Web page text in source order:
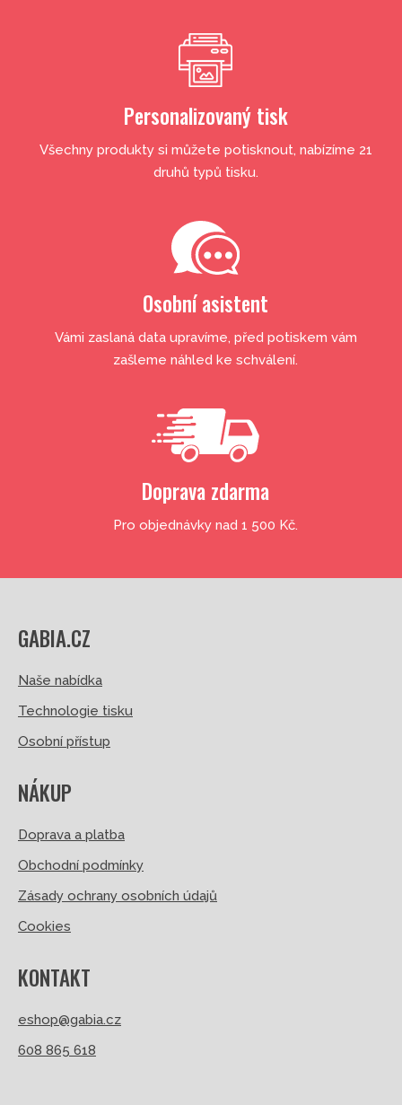
Personalizovaný tisk
Všechny produkty si můžete potisknout, nabízíme 21
druhů typů tisku.
Osobní asistent
Vámi zaslaná data upravíme, před potiskem vám
zašleme náhled ke schválení.
Doprava zdarma
Pro objednávky nad 1 500 Kč.
GABIA.CZ
Naše nabídka
Technologie tisku
Osobní přístup
NÁKUP
Doprava a platba
Obchodní podmínky
Zásady ochrany osobních údajů
Cookies
KONTAKT
eshop@gabia.cz
608 865 618